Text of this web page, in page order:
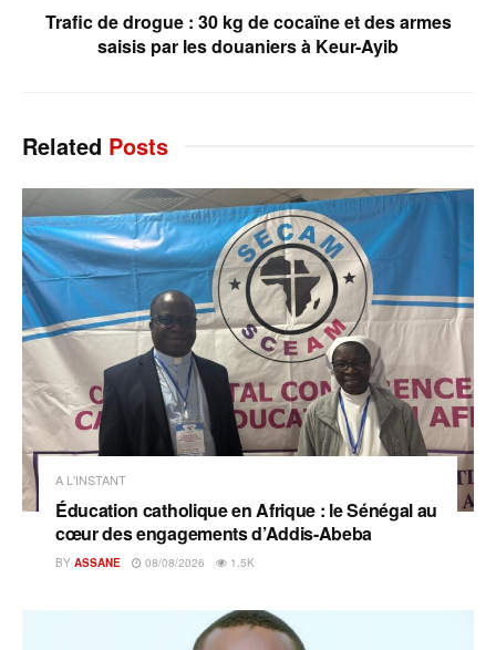
Trafic de drogue : 30 kg de cocaïne et des armes
saisis par les douaniers à Keur-Ayib
Related Posts
A L'INSTANT
Éducation catholique en Afrique : le Sénégal au
cœur des engagements d’Addis-Abeba
BY ASSANE 08/08/2026 1.5K